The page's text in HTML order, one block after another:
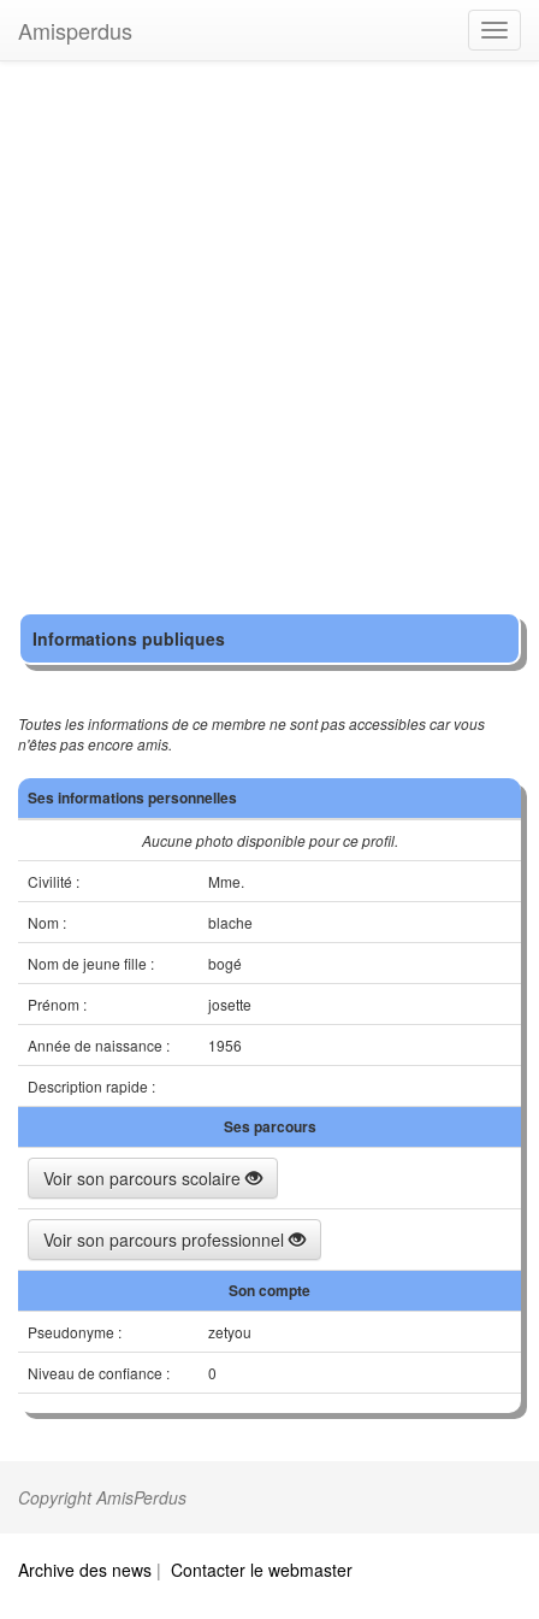
Amisperdus
Informations publiques
Toutes les informations de ce membre ne sont pas accessibles car vous
n'êtes pas encore amis.
Ses informations personnelles
Aucune photo disponible pour ce profil.
Civilité :
Mme.
Nom :
blache
Nom de jeune fille :
bogé
Prénom :
josette
Année de naissance :
1956
Description rapide :
Ses parcours
Voir son parcours scolaire
Voir son parcours professionnel
Son compte
Pseudonyme :
zetyou
Niveau de confiance :
0
Copyright AmisPerdus
Archive des news | Contacter le webmaster